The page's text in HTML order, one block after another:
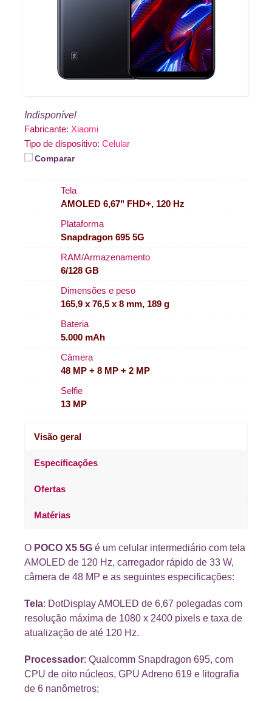
Indisponível
Fabricante: Xiaomi
Tipo de dispositivo: Celular
Comparar
Tela
AMOLED 6,67" FHD+, 120 Hz
Plataforma
Snapdragon 695 5G
RAM/Armazenamento
6/128 GB
Dimensões e peso
165,9 x 76,5 x 8 mm, 189 g
Bateria
5.000 mAh
Câmera
48 MP + 8 MP + 2 MP
Selfie
13 MP
Visão geral
Especificações
Ofertas
Matérias
O POCO X5 5G é um celular intermediário com tela
AMOLED de 120 Hz, carregador rápido de 33 W,
câmera de 48 MP e as seguintes especificações:
Tela: DotDisplay AMOLED de 6,67 polegadas com
resolução máxima de 1080 x 2400 pixels e taxa de
atualização de até 120 Hz.
Processador: Qualcomm Snapdragon 695, com
CPU de oito núcleos, GPU Adreno 619 e litografia
de 6 nanômetros;